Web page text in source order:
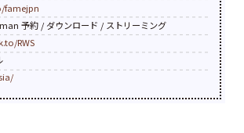
famejpn
予約 / ダウンロード / ストリーミング
RWS